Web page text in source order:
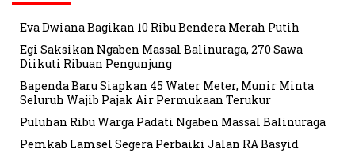
Eva Dwiana Bagikan 10 Ribu Bendera Merah Putih
Egi Saksikan Ngaben Massal Balinuraga, 270 Sawa
Diikuti Ribuan Pengunjung
Bapenda Baru Siapkan 45 Water Meter, Munir Minta
Seluruh Wajib Pajak Air Permukaan Terukur
Puluhan Ribu Warga Padati Ngaben Massal Balinuraga
Pemkab Lamsel Segera Perbaiki Jalan RA Basyid